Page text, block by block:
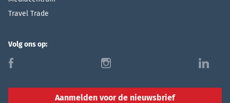
Travel Trade
Volg ons op:
f i l
Aanmelden voor de nieuwsbrief